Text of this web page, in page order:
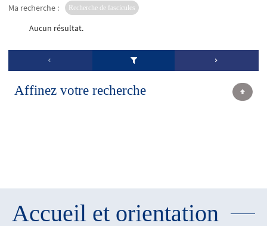
Ma recherche : Recherche de fascicules
Aucun résultat.
Affinez votre recherche
Accueil et orientation